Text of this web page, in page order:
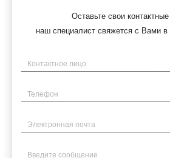
Оставьте свои
наш специалист свяжется с Вами в
Имя
Телефон
Электронная почта
Введите сообщение